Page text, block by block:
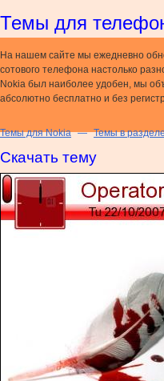
Темы для
На нашем сайте мы ежедневно
сотового телефона настолько
Nokia был наиболее удобен, мы
абсолютно бесплатно и без
Темы для Nokia — Темы в
Скачать тему